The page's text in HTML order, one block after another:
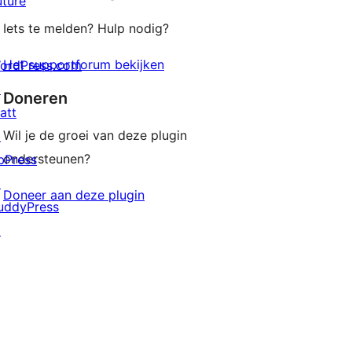
Iets te melden? Hulp nodig?
Het supportforum bekijken
Doneren
Wil je de groei van deze plugin
ondersteunen?
Doneer aan deze plugin